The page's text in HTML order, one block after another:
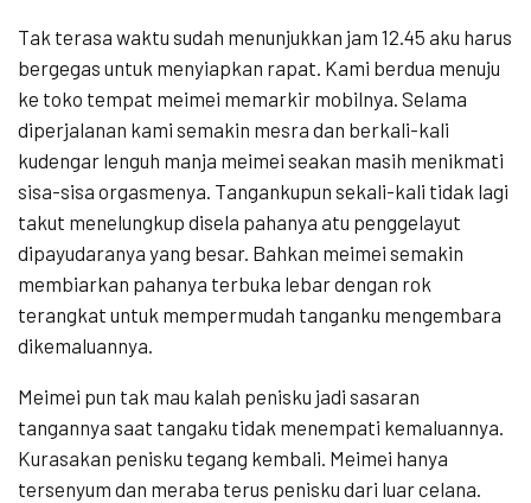
Tak terasa waktu sudah menunjukkan jam 12.45 aku harus
bergegas untuk menyiapkan rapat. Kami berdua menuju
ke toko tempat meimei memarkir mobilnya. Selama
diperjalanan kami semakin mesra dan berkali-kali
kudengar lenguh manja meimei seakan masih menikmati
sisa-sisa orgasmenya. Tangankupun sekali-kali tidak lagi
takut menelungkup disela pahanya atu penggelayut
dipayudaranya yang besar. Bahkan meimei semakin
membiarkan pahanya terbuka lebar dengan rok
terangkat untuk mempermudah tanganku mengembara
dikemaluannya.
Meimei pun tak mau kalah penisku jadi sasaran
tangannya saat tangaku tidak menempati kemaluannya.
Kurasakan penisku tegang kembali. Meimei hanya
tersenyum dan meraba terus penisku dari luar celana.